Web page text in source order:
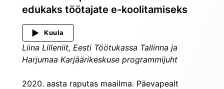
edukaks töötajate e-koolitamiseks
Kuula
Liina Lilleniit, Eesti Töötukassa Tallinna ja
Harjumaa Karjäärikeskuse programmijuht
2020. aasta raputas maailma. Päevapealt